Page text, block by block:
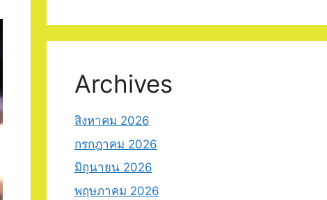
Archives
สิงหาคม 2026
กรกฎาคม 2026
มิถุนายน 2026
พฤษภาคม 2026